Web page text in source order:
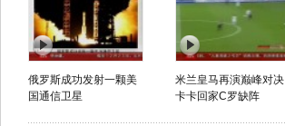
俄罗斯成功发射一颗美
国通信卫星
米兰皇马再演巅峰对决
卡卡回家C罗缺阵